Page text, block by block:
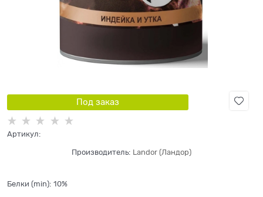
Под заказ
Артикул:
Производитель: Landor (Ландор)
Белки (min): 10%